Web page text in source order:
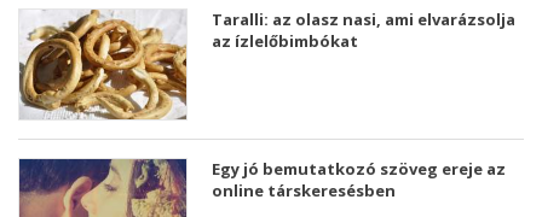
Taralli: az olasz nasi, ami elvarázsolja
az ízlelőbimbókat
Egy jó bemutatkozó szöveg ereje az
online társkeresésben